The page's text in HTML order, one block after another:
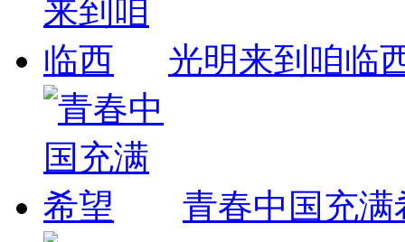
光明来到咱临
青春中国充满